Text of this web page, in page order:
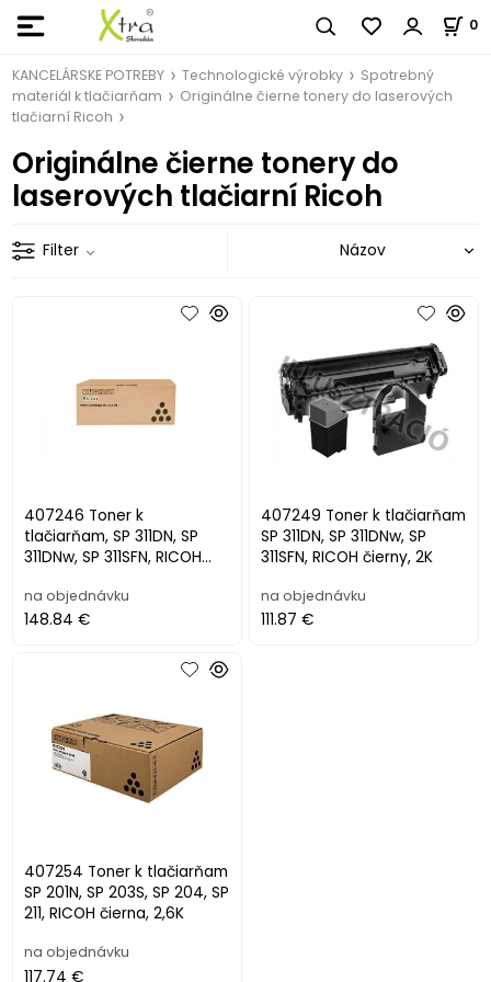
0
KANCELÁRSKE POTREBY Technologické výrobky
Spotrebný
materiál k tlačiarňam
Originálne čierne tonery do laserových
tlačiarní Ricoh
Originálne čierne tonery do
laserových tlačiarní Ricoh
Filter
407246 Toner k
tlačiarňam, SP 311DN, SP
311DNw, SP 311SFN, RICOH
na objednávku
148.84 €
407249 Toner k tlačiarňam
SP 311DN, SP 311DNw, SP
311SFN, RICOH čierny, 2K
na objednávku
111.87 €
407254 Toner k tlačiarňam
SP 201N, SP 203S, SP 204, SP
211, RICOH čierna, 2,6K
na objednávku
117.74 €